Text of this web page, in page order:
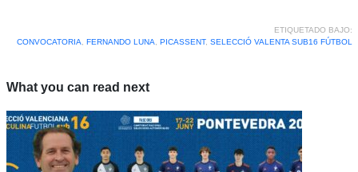
ETIQUETADO BAJO:
CONVOCATORIA
FERNANDO LUNA PICASSENT, SELECCIÓ VALENTA SUB16 FÚTBOL
What you can read next